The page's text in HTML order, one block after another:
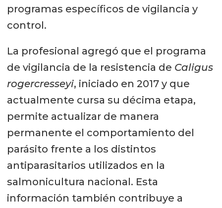
programas específicos de vigilancia y
control.
La profesional agregó que el programa
de vigilancia de la resistencia de Caligus
rogercresseyi, iniciado en 2017 y que
actualmente cursa su décima etapa,
permite actualizar de manera
permanente el comportamiento del
parásito frente a los distintos
antiparasitarios utilizados en la
salmonicultura nacional. Esta
información también contribuye a